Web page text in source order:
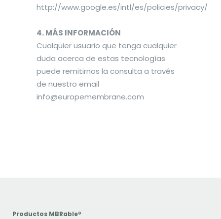
http://www.google.es/intl/es/policies/privacy/
4. MÁS INFORMACIÓN
Cualquier usuario que tenga cualquier
duda acerca de estas tecnologías
puede remitirnos la consulta a través
de nuestro email
info@europemembrane.com
Productos MBRable®